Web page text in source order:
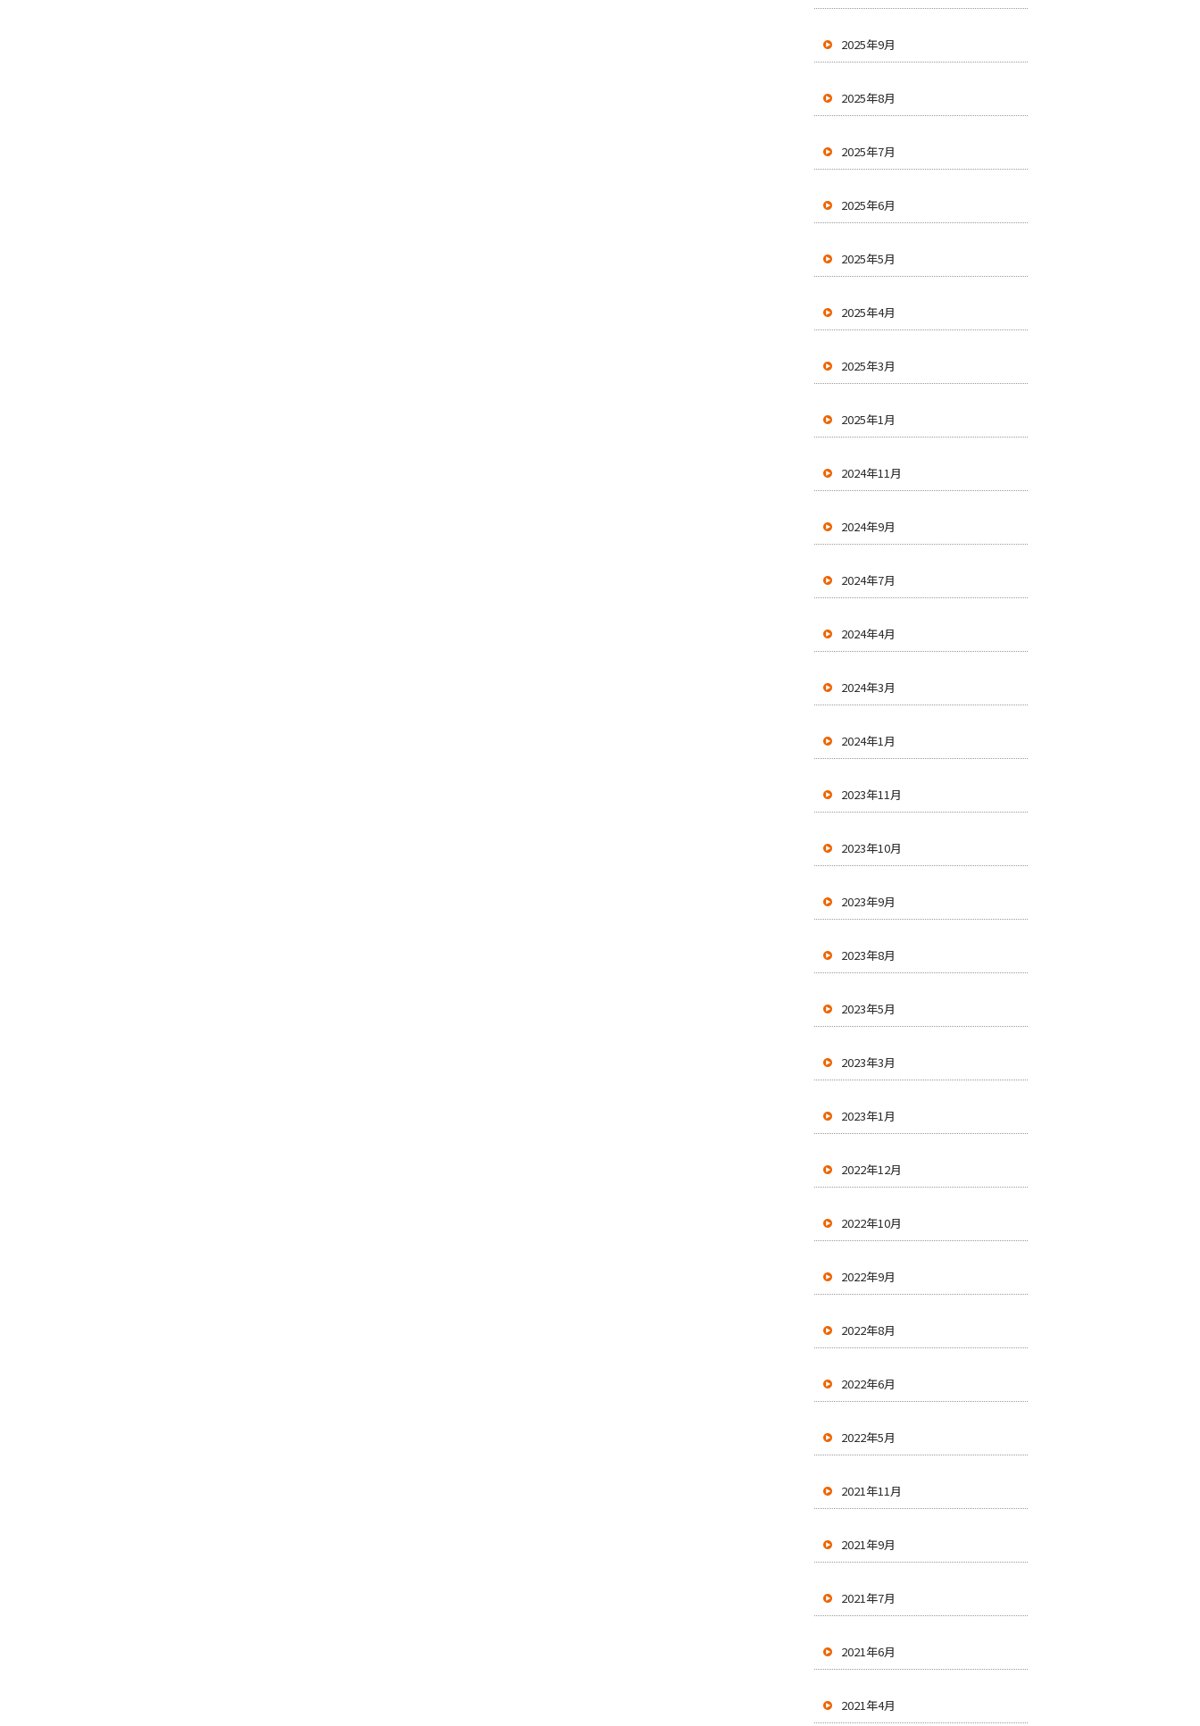
2025年9月
2025年8月
2025年7月
2025年6月
2025年5月
2025年4月
2025年3月
2025年1月
2024年11月
2024年9月
2024年7月
2024年4月
2024年3月
2024年1月
2023年11月
2023年10月
2023年9月
2023年8月
2023年5月
2023年3月
2023年1月
2022年12月
2022年10月
2022年9月
2022年8月
2022年6月
2022年5月
2021年11月
2021年9月
2021年7月
2021年6月
2021年4月